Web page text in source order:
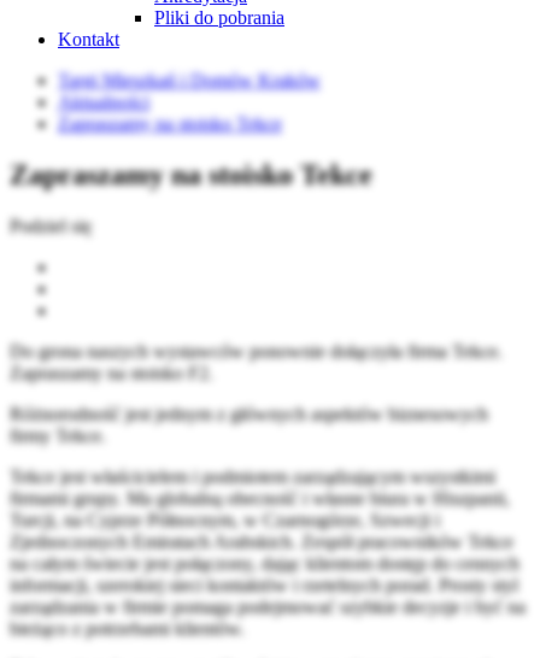
Pliki do pobrania
Kontakt
Targi Mieszkań i Domów Kraków
Aktualności
Zapraszamy na stoisko Tekce
Zapraszamy na stoisko Tekce
Podziel się
Do grona naszych wystawców ponownie dołączyła firma Tekce.
Zapraszamy na stoisko F2.
Różnorodność jest jednym z głównych aspektów biznesowych
firmy Tekce.
Tekce jest właścicielem i podmiotem zarządzającym wszystkimi
firmami grupy. Ma globalną obecność i własne biura w Hiszpanii,
Turcji, na Cyprze Północnym, w Czarnogórze, Szwecji i
Zjednoczonych Emiratach Arabskich. Zespół pracowników Tekce
na całym świecie jest połączony, dając klientom dostęp do cennych
informacji, szerokiej sieci kontaktów i rzetelnych porad. Prosty styl
zarządzania w firmie pomaga podejmować szybkie decyzje i być na
bieżąco z potrzebami klientów.